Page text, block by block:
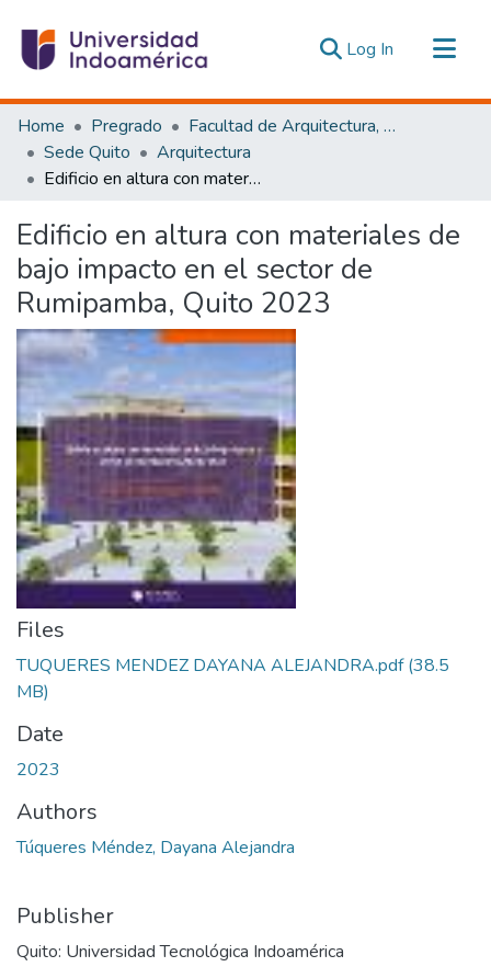
Log In (current)
Communities & Collections
All of DSpace
Statistics
Home Pregrado
Facultad de Arquitectura, Artes y Diseño
Sede Quito
Arquitectura
Edificio en altura con materiales de bajo impacto en el sector de Rumipamba, Quito 2023
Edificio en altura con materiales de
bajo impacto en el sector de
Rumipamba, Quito 2023
Files
TUQUERES MENDEZ DAYANA ALEJANDRA.pdf(38.5
MB)
Date
2023
Authors
Túqueres Méndez, Dayana Alejandra
Publisher
Quito: Universidad Tecnológica Indoamérica